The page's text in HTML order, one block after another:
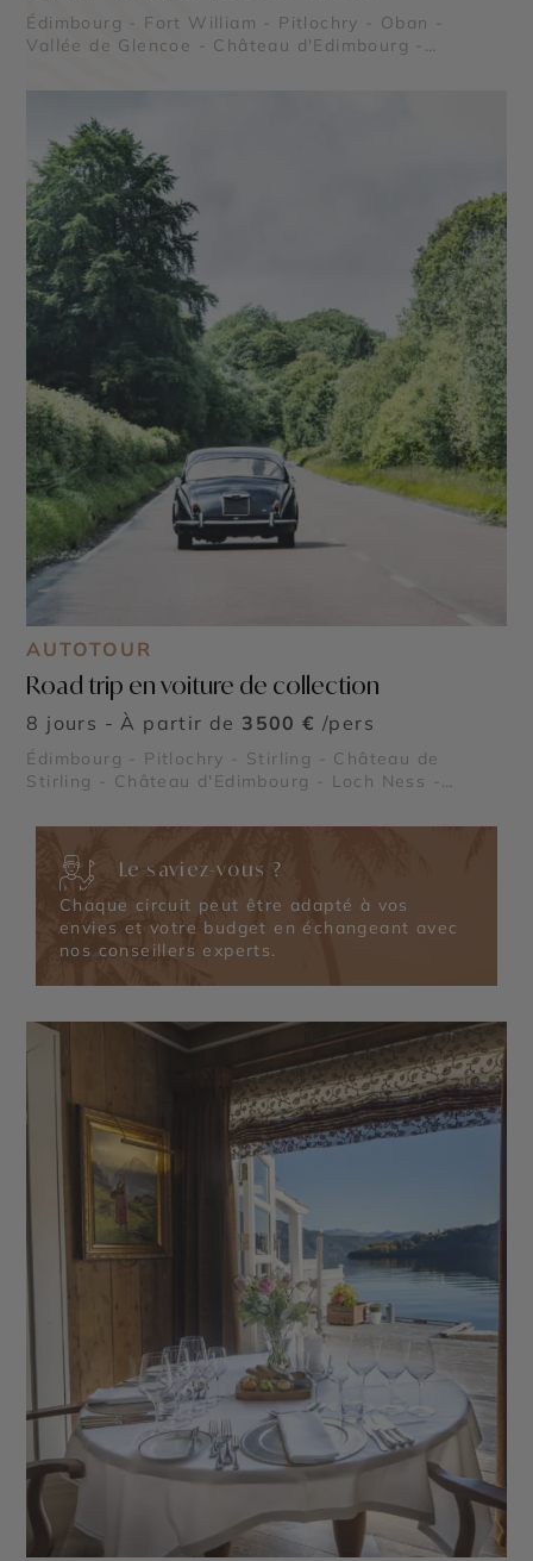
Édimbourg - Fort William - Pitlochry - Oban -
Vallée de Glencoe - Château d'Edimbourg -
Deeside - Parc National des Cairngorms - Parc
national des Trossachs et Loch Lomond - Château
de Balmoral - Loch Ness
AUTOTOUR
Road trip en voiture de collection
8 jours - À partir de 3500 € /pers
Édimbourg - Pitlochry - Stirling - Château de
Stirling - Château d'Edimbourg - Loch Ness -
et Loch Lomond
Le saviez-vous ?
Chaque circuit peut être adapté à vos
envies et votre budget en échangeant avec
nos conseillers experts.